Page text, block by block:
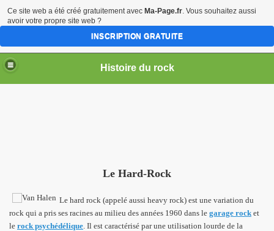
Histoire du rock
Le Hard-Rock
Le hard rock (appelé aussi heavy rock) est une variation du
rock qui a pris ses racines au milieu des années 1960 dans le garage rock et
le rock psychédélique. Il est caractérisé par une utilisation lourde de la
Ce site web a été créé gratuitement avec Ma-Page.fr. Vous souhaitez aussi
avoir votre propre site web ?
INSCRIPTION GRATUITE